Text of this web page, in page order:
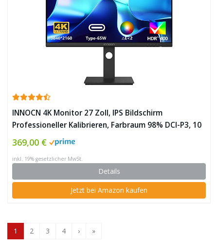
INNOCN 4K Monitor 27 Zoll, IPS Bildschirm
Professioneller Kalibrieren, Farbraum 98% DCI-P3, 10
Bit, 350nits, HDR, (HDMI/DisplayPort/USB-
C/Audio/Lautsprecher), Höhenverstellbar, VESA
75×75, 27C1U-D ✪
369,00 €
inkl. 19% gesetzlicher MwSt.
Details
Jetzt bei Amazon kaufen
1 2 3 4 › »